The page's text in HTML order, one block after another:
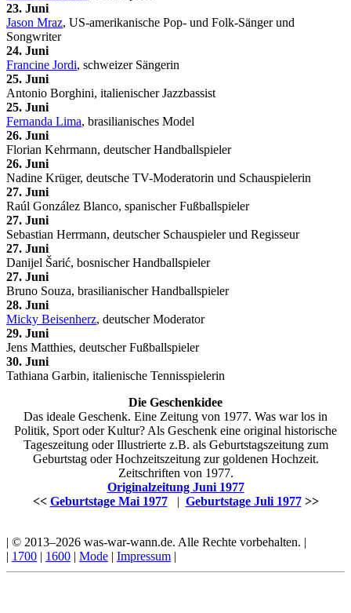
23. Juni
Jason Mraz, US-amerikanische Pop- und Folk-Sänger und
Songwriter
24. Juni
Francine Jordi, schweizer Sängerin
25. Juni
Antonio Borghini, italienischer Jazzbassist
25. Juni
Fernanda Lima, brasilianisches Model
26. Juni
Florian Kehrmann, deutscher Handballspieler
26. Juni
Nadine Krüger, deutsche TV-Moderatorin und Schauspielerin
27. Juni
Raúl González Blanco, spanischer Fußballspieler
27. Juni
Sebastian Herrmann, deutscher Schauspieler und Regisseur
27. Juni
Danijel Šarić, bosnischer Handballspieler
27. Juni
Bruno Souza, brasilianischer Handballspieler
28. Juni
Micky Beisenherz, deutscher Moderator
29. Juni
Jens Matthies, deutscher Fußballspieler
30. Juni
Tathiana Garbin, italienische Tennisspielerin
Die Geschenkidee
Das ideale Geschenk. Eine Zeitung von 1977. Was war los in
Politik, Sport oder Kultur? Als Geschenk eine original historische
Tageszeitung oder Illustrierte z.B. als Geburtstagszeitung zum
Geburtstag oder Hochzeitszeitung zur goldenen Hochzeit.
Zeitschriften von 1977.
Originalzeitung Juni 1977
<< Geburtstage Mai 1977| Geburtstage Juli 1977>>
| © 2013–2026 was-war-wann.de. Alle Rechte vorbehalten. |
| 1700 | 1600 | Mode | Impressum |